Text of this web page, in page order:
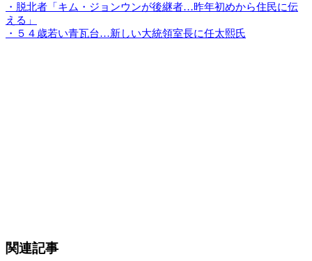
・脱北者「キム・ジョンウンが後継者…昨年初めから住民に伝
える」
・５４歳若い青瓦台…新しい大統領室長に任太熙氏
関連記事